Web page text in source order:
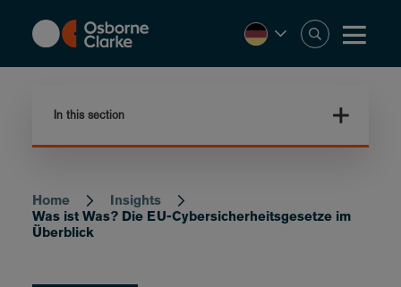
content
In this section
Breadcrumb
Home
Insights
Was ist Was? Die EU-Cybersicherheitsgesetze im
Überblick